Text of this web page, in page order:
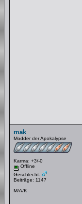
mak
Modder der Apokalypse
Karma: +3/-0
Offline
Geschlecht:
Beiträge: 1147
M/A/K